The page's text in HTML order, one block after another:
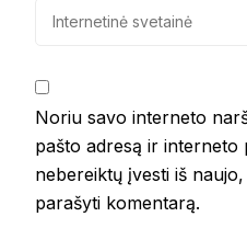
Noriu savo interneto
pašto adresą ir interneto
nebereiktų įvesti iš
parašyti komentarą.